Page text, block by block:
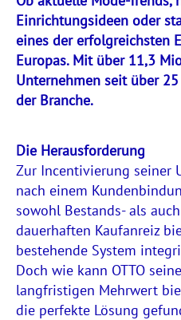
Einrichtungsideen oder
eines der erfolgreichsten
Europas. Mit über 11,3
Unternehmen seit über
der Branche.
Die Herausforderung
Zur Incentivierung seiner
nach einem
sowohl Bestands- als
dauerhaften Kaufanreiz
bestehende System
Doch wie kann OTTO
langfristigen Mehrwert
die perfekte Lösung